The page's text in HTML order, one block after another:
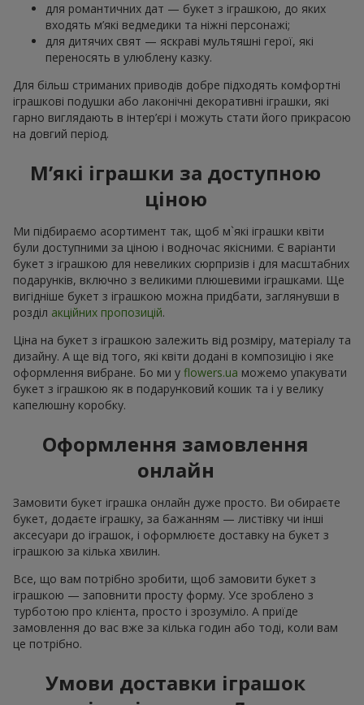
для романтичних дат — букет з іграшкою, до яких
входять м’які ведмедики та ніжні персонажі;
для дитячих свят — яскраві мультяшні герої, які
переносять в улюблену казку.
Для більш стриманих приводів добре підходять комфортні
іграшкові подушки або лаконічні декоративні іграшки, які
гарно виглядають в інтер’єрі і можуть стати його прикрасою
на довгий період.
М’які іграшки за доступною
ціною
Ми підбираємо асортимент так, щоб м`які іграшки квіти
були доступними за ціною і водночас якісними. Є варіанти
букет з іграшкою для невеликих сюрпризів і для масштабних
подарунків, включно з великими плюшевими іграшками. Ще
вигідніше букет з іграшкою можна придбати, заглянувши в
розділ акційних пропозицій.
Ціна на букет з іграшкою залежить від розміру, матеріалу та
дизайну. А ще від того, які квіти додані в композицію і яке
оформлення вибране. Бо ми у flowers.ua можемо упакувати
букет з іграшкою як в подарунковий кошик та і у велику
капелюшну коробку.
Оформлення замовлення
онлайн
Замовити букет іграшка онлайн дуже просто. Ви обираєте
букет, додаєте іграшку, за бажанням — листівку чи інші
аксесуари до іграшок, і оформлюєте доставку на букет з
іграшкою за кілька хвилин.
Все, що вам потрібно зробити, щоб замовити букет з
іграшкою — заповнити просту форму. Усе зроблено з
турботою про клієнта, просто і зрозуміло. А приїде
замовлення до вас вже за кілька годин або тоді, коли вам
це потрібно.
Умови доставки іграшок